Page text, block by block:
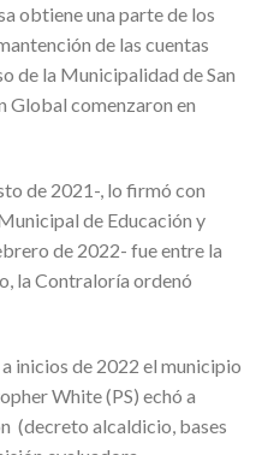
obtiene una parte de los
de las cuentas
de la Municipalidad de San
Global comenzaron en
de 2021-, lo firmó con
de Educación y
de 2022- fue entre la
la Contraloría ordenó
inicios de 2022 el municipio
White (PS) echó a
(decreto alcaldicio, bases